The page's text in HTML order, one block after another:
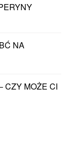
NA
CZY MOŻE CI